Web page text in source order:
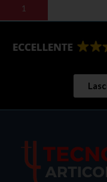
AGGIUNGI AL CARRELLO